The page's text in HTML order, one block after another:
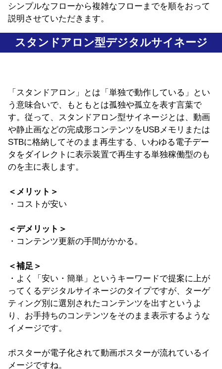
シンプルなフローから複雑なフローまでを順をおって
説明させていただきます。
スタンドアロン型デジタルサイネージ
「スタンドアロン」とは「単独で動作している」とい
う意味合いで、もともとは孤独や孤立を表す言葉で
す。従って、スタンドアロン型サイネージとは、動画
や静止画などの完成形コンテンツをUSBメモリまたは
STBに格納してそのまま再生する、いわゆる電子デー
タをダイレクトに表示装置で再生する単独稼働型のも
のを主に表します。
＜メリット＞
・コストが安い
＜デメリット＞
・コンテンツ更新の手間がかかる。
＜補足＞
・よく「安い・簡単」というキーワードで提案に上が
ってくるデジタルサイネージのタイプですが、ターゲ
ティング別に選別されたコンテンツを出すというよ
り、お手持ちのコンテンツをそのまま表示するような
イメージです。
ポスターが電子化されて動画ポスターが流れているイ
メージですね。